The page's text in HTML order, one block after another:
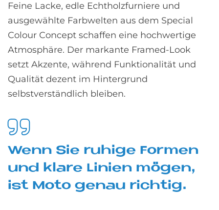
Feine Lacke, edle Echtholzfurniere und
ausgewählte Farbwelten aus dem Special
Colour Concept schaffen eine hochwertige
Atmosphäre. Der markante Framed-Look
setzt Akzente, während Funktionalität und
Qualität dezent im Hintergrund
selbstverständlich bleiben.
Wenn Sie ru­hi­ge For­men
und kla­re Li­ni­en mö­gen,
ist Moto ge­nau rich­tig.